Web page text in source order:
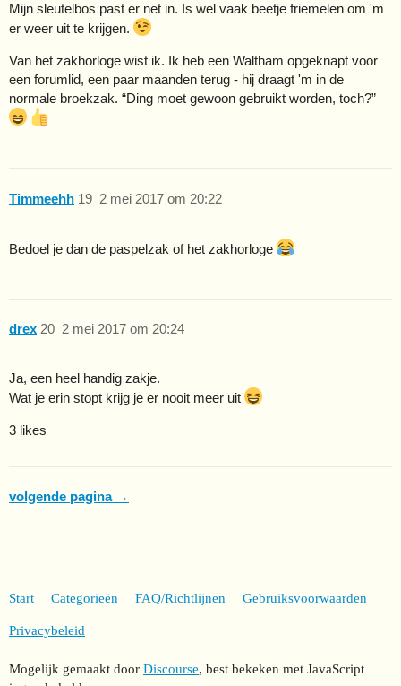
Mijn sleutelbos past er net in. Is wel vaak beetje friemelen om 'm
er weer uit te krijgen.
Van het zakhorloge wist ik. Ik heb een Waltham opgeknapt voor
een forumlid, een paar maanden terug - hij draagt 'm in de
normale broekzak. “Ding moet gewoon gebruikt worden, toch?”
Timmeehh 2 mei 2017 om 20:22
19
Bedoel je dan de paspelzak of het zakhorloge
drex 2 mei 2017 om 20:24
20
Ja, een heel handig zakje.
Wat je erin stopt krijg je er nooit meer uit
3 likes
volgende pagina →
Start Categorieën FAQ/Richtlijnen Gebruiksvoorwaarden
Privacybeleid
Mogelijk gemaakt door Discourse, best bekeken met JavaScript